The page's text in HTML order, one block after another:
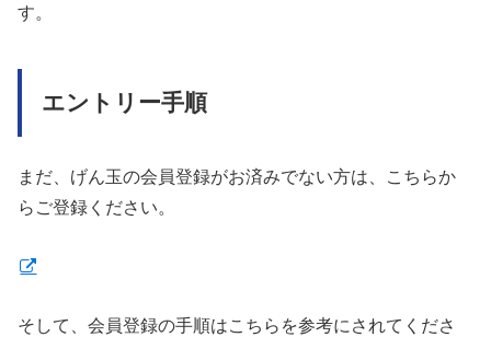
す。
エントリー手順
まだ、げん玉の会員登録がお済みでない方は、こちらか
らご登録ください。
そして、会員登録の手順はこちらを参考にされてくださ